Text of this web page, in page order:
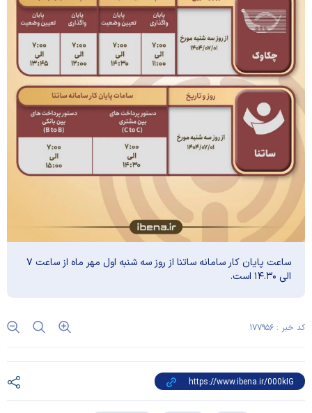
ساعت پایان کار سامانه ساتنا از روز سه شنبه اول مهر ماه از ساعت ۷
الی ۱۴.۳۰ است.
کد خبر : ۱۷۷۹۵۶